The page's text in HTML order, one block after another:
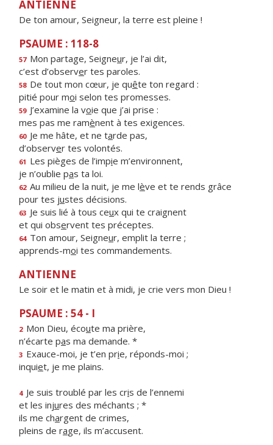
ANTIENNE
De ton amour, Seigneur, la terre est pleine !
PSAUME : 118-8
57 Mon partage, Seigneur, je l’ai dit,
c’est d’observer tes paroles.
58 De tout mon cœur, je quête ton regard :
pitié pour moi selon tes promesses.
59 J’examine la voie que j’ai prise :
mes pas me ramènent à tes exigences.
60 Je me hâte, et ne tarde pas,
d’observer tes volontés.
61 Les pièges de l’impie m’environnent,
je n’oublie pas ta loi.
62 Au milieu de la nuit, je me lève et te rends grâce
pour tes justes décisions.
63 Je suis lié à tous ceux qui te craignent
et qui observent tes préceptes.
64 Ton amour, Seigneur, emplit la terre ;
apprends-moi tes commandements.
ANTIENNE
Le soir et le matin et à midi, je crie vers mon Dieu !
PSAUME : 54 - I
2 Mon Dieu, écoute ma prière,
n’écarte pas ma demande. *
3 Exauce-moi, je t’en prie, réponds-moi ;
inquiet, je me plains.
4 Je suis troublé par les cris de l’ennemi
et les injures des méchants ; *
ils me chargent de crimes,
pleins de rage, ils m’accusent.